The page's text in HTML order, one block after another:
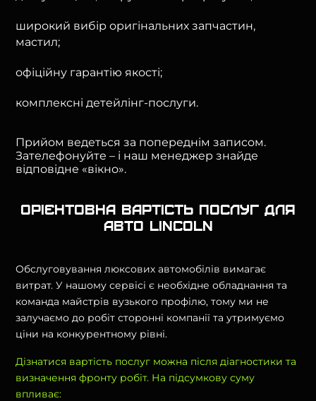
широкий вибір оригінальних запчастин,
мастил;
офіційну гарантію якості;
комплексні детейлінг-послуги.
Прийом ведеться за попереднім записом.
Зателефонуйте – і наш менеджер знайде
відповідне «вікно».
Орієнтовна вартість послуг для
авто Lincoln
Обслуговування люксових автомобілів вимагає
витрат. У нашому сервісі є необхідне обладнання та
команда майстрів вузького профілю, тому ми не
залучаємо до робіт сторонні компанії та утримуємо
ціни на конкурентному рівні.
Дізнатися вартість послуг можна після діагностики та
визначення фронту робіт. На підсумкову суму
впливає: